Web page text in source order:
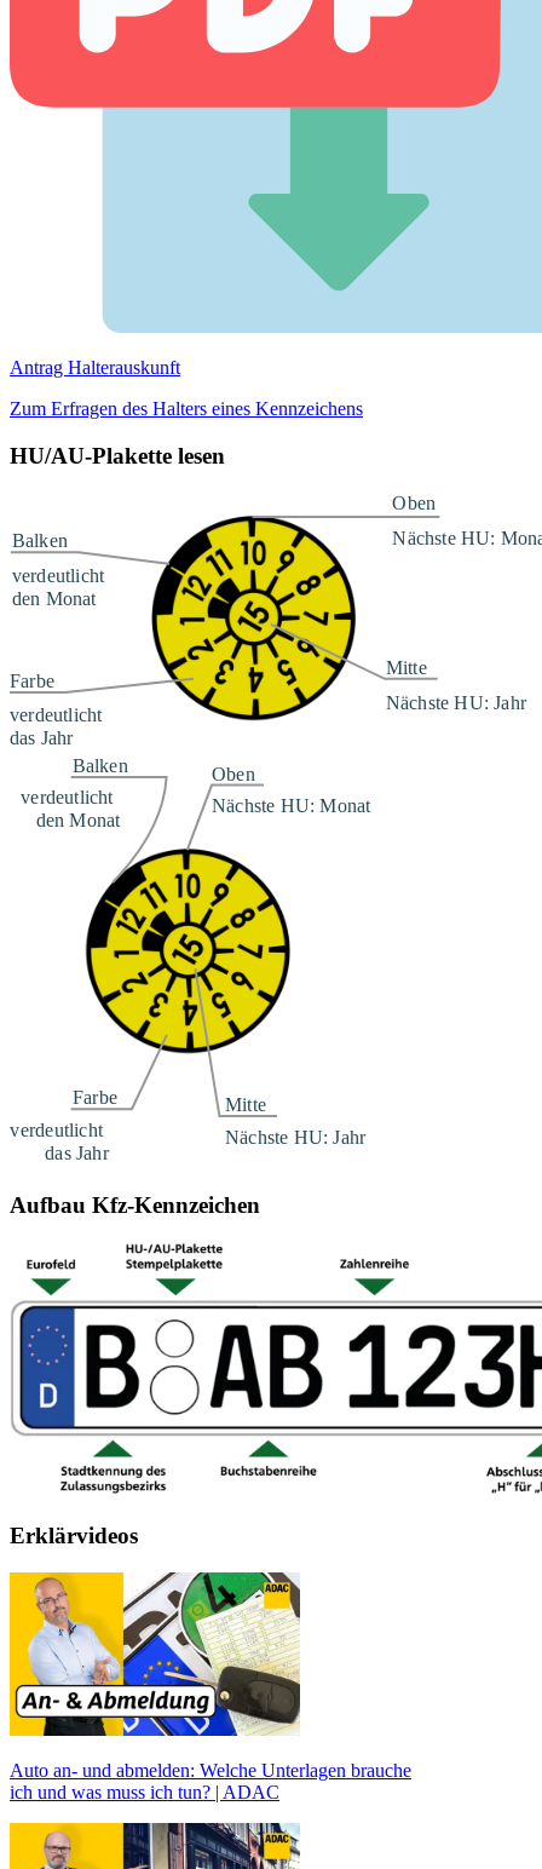
Antrag Halterauskunft
Zum Erfragen des Halters eines Kennzeichens
HU/AU-Plakette lesen
Aufbau Kfz-Kennzeichen
Erklärvideos
Auto an- und abmelden: Welche Unterlagen brauche
ich und was muss ich tun? | ADAC